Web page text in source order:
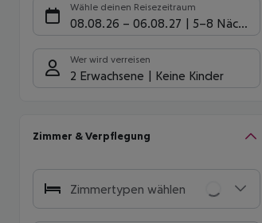
Wähle deinen Reisezeitraum
08.08.26 – 06.08.27 5-8 Nächte
Wer wird verreisen
2 Erwachsene Keine Kinder
Zimmer & Verpflegung
Zimmertypen wählen